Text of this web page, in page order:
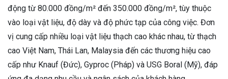
động từ 80.000 đồng/m² đến 350.000 đồng/m², tùy thuộc
vào loại vật liệu, độ dày và độ phức tạp của công việc. Đơn
vị cung cấp nhiều loại vật liệu thạch cao khác nhau, từ thạch
cao Việt Nam, Thái Lan, Malaysia đến các thương hiệu cao
cấp như Knauf (Đức), Gyproc (Pháp) và USG Boral (Mỹ), đáp